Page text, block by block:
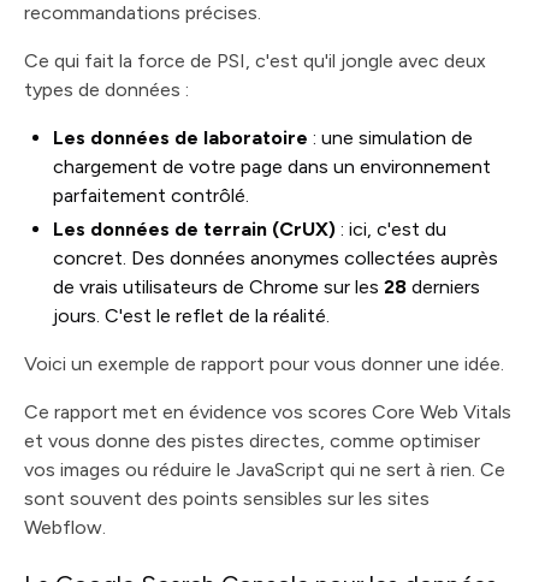
recommandations précises.
Ce qui fait la force de PSI, c'est qu'il jongle avec deux
types de données :
Les données de laboratoire : une simulation de
chargement de votre page dans un environnement
parfaitement contrôlé.
Les données de terrain (CrUX) : ici, c'est du
concret. Des données anonymes collectées auprès
de vrais utilisateurs de Chrome sur les 28 derniers
jours. C'est le reflet de la réalité.
Voici un exemple de rapport pour vous donner une idée.
Ce rapport met en évidence vos scores Core Web Vitals
et vous donne des pistes directes, comme optimiser
vos images ou réduire le JavaScript qui ne sert à rien. Ce
sont souvent des points sensibles sur les sites
Webflow.